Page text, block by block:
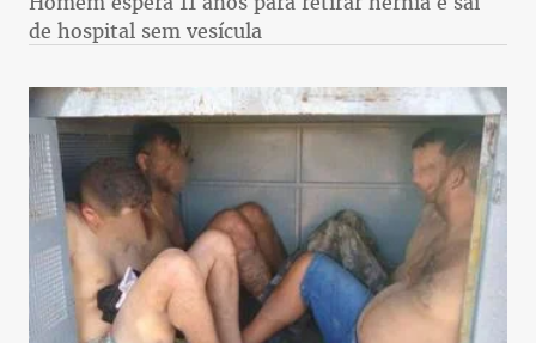
de hospital sem vesícula